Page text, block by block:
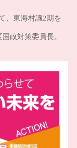
、東海村議2期を
政対策委員長。